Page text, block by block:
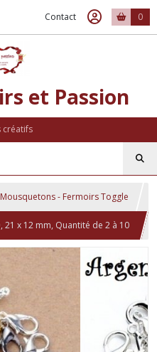
Contact 0
et Passion
créatifs
Mousquetons - Fermoirs Toggle
21 x 12 mm, Quantité de 2 à 10
gunmetal, Bronze, ATTACHE